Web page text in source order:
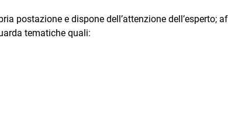
postazione e dispone dell’attenzione
tematiche quali: